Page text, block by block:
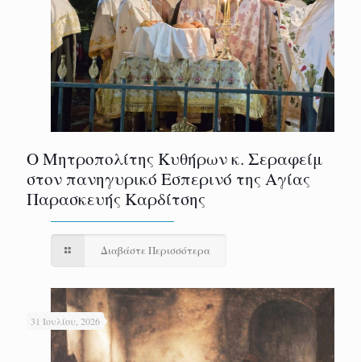
Ο Μητροπολίτης Κυθήρων κ. Σεραφείμ
στον πανηγυρικό Εσπερινό της Αγίας
Παρασκευής Καρδίτσης
Διαβάστε Περισσότερα
31 Ιουλίου, 2026